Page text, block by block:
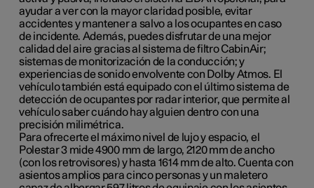
ayudar a ver con la mayor claridad posible, evitar
accidentes y mantener a salvo a los ocupantes en caso
de incidente. Además, puedes disfrutar de una mejor
calidad del aire gracias al sistema de filtro CabinAir;
sistemas de monitorización de la conducción; y
experiencias de sonido envolvente con Dolby Atmos. El
vehículo también está equipado con el último sistema de
detección de ocupantes por radar interior, que permite al
vehículo saber cuándo hay alguien dentro con una
precisión milimétrica.
Para ofrecerte el máximo nivel de lujo y espacio, el
Polestar 3 mide 4900 mm de largo, 2120 mm de ancho
(con los retrovisores) y hasta 1614 mm de alto. Cuenta con
asientos amplios para cinco personas y un maletero